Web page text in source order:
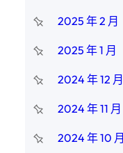
2025 年 2 月
2025 年 1 月
2024 年 12 月
2024 年 11 月
2024 年 10 月